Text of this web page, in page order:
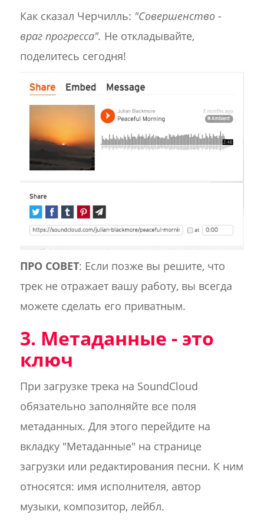
Как сказал Черчилль: "Совершенство -
враг прогресса". Не откладывайте,
поделитесь сегодня!
ПРО СОВЕТ: Если позже вы решите, что
трек не отражает вашу работу, вы всегда
можете сделать его приватным.
3. Метаданные - это
ключ
При загрузке трека на SoundCloud
обязательно заполняйте все поля
метаданных. Для этого перейдите на
вкладку "Метаданные" на странице
загрузки или редактирования песни. К ним
относятся: имя исполнителя, автор
музыки, композитор, лейбл.